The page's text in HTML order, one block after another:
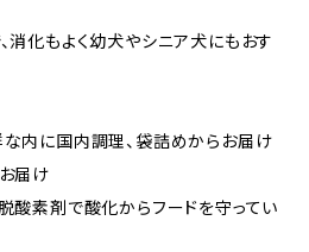
化もよく幼犬やシニア犬にもおす
内に国内調理、袋詰めからお届け
届け
酸素剤で酸化からフードを守ってい